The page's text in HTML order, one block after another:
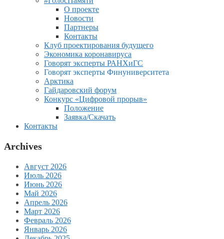
О проекте
Новости
Партнеры
Контакты
Клуб проектирования будущего
Экономика коронавируса
Говорят эксперты РАНХиГС
Говорят эксперты Финуниверситета
Арктика
Гайдаровский форум
Конкурс «Цифровой прорыв»
Положение
Заявка/Скачать
Контакты
Archives
Август 2026
Июль 2026
Июнь 2026
Май 2026
Апрель 2026
Март 2026
Февраль 2026
Январь 2026